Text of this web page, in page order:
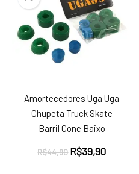
Amortecedores Uga Uga
Chupeta Truck Skate
Barril Cone Baixo
R$44,90 O
R$39,90O